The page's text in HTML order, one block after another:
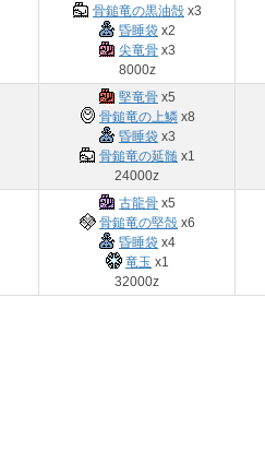
骨鎚竜の黒油殻 x3
昏睡袋 x2
尖竜骨 x3
8000z
堅竜骨 x5
骨鎚竜の上鱗 x8
昏睡袋 x3
骨鎚竜の延髄 x1
24000z
古龍骨 x5
骨鎚竜の堅殻 x6
昏睡袋 x4
竜玉 x1
32000z